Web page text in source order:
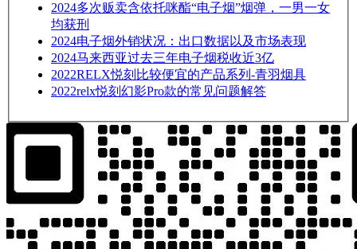
2024多次贩卖含依托咪酯“电子烟”烟弹，一男一女
均获刑
2024电子烟外销状况：出口数据以及市场表现
2024马来西亚过去三年电子烟税收近3亿
2022RELX悦刻比较便宜的产品系列-青羽烟具
2022relx悦刻幻影Pro款的常见问题解答